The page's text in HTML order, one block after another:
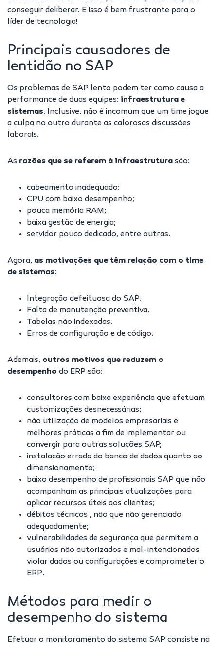
conseguir deliberar. E isso é bem frustrante para o
líder de tecnologia!
Principais causadores de
lentidão no SAP
Os problemas de SAP lento podem ter como causa a
performance de duas equipes: infraestrutura e
sistemas. Inclusive, não é incomum que um time jogue
a culpa no outro durante as calorosas discussões
laborais.
As razões que se referem à infraestrutura são:
cabeamento inadequado;
CPU com baixo desempenho;
pouca memória RAM;
baixa gestão de energia;
servidor pouco dedicado, entre outras.
Agora, as motivações que têm relação com o time
de sistemas:
Integração defeituosa do SAP.
Falta de manutenção preventiva.
Tabelas não indexadas.
Erros de configuração e de código.
Ademais, outros motivos que reduzem o
desempenho do ERP são:
consultores com baixa experiência que efetuam
customizações desnecessárias;
não utilização de modelos empresariais e
melhores práticas a fim de implementar ou
convergir para outras soluções SAP;
instalação errada do banco de dados quanto ao
dimensionamento;
baixo desempenho de profissionais SAP que não
acompanham as principais atualizações para
aplicar recursos úteis aos clientes;
débitos técnicos , não que não gerenciado
adequadamente;
vulnerabilidades de segurança que permitem a
usuários não autorizados e mal-intencionados
violar dados ou configurações e comprometer o
ERP.
Métodos para medir o
desempenho do sistema
Efetuar o monitoramento do sistema SAP consiste na